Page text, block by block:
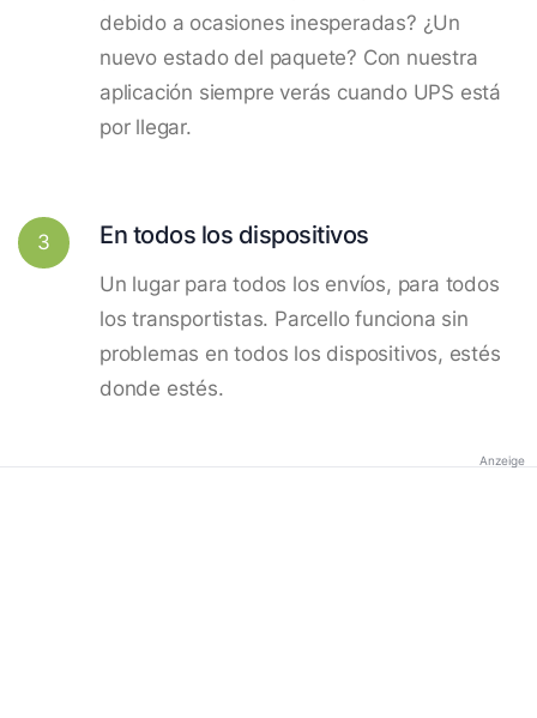
debido a ocasiones inesperadas? ¿Un
nuevo estado del paquete? Con nuestra
aplicación siempre verás cuando UPS está
por llegar.
3 En todos los dispositivos
Un lugar para todos los envíos, para todos
los transportistas. Parcello funciona sin
problemas en todos los dispositivos, estés
donde estés.
Anzeige